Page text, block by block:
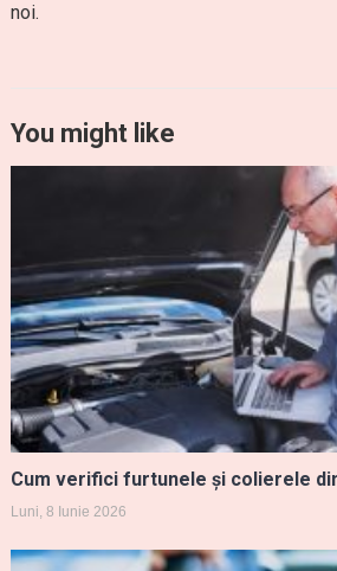
noi.
You might like
Cum verifici furtunele și colierele
Luni, 8 Iunie 2026